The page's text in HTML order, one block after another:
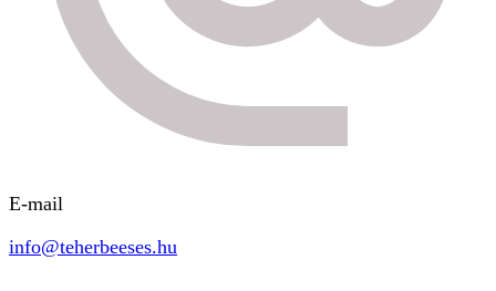
E-mail
info@teherbeeses.hu